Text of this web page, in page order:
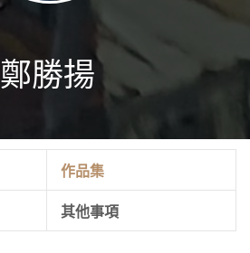
鄭勝揚
作品集
其他事項